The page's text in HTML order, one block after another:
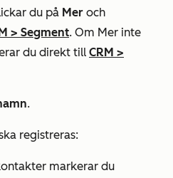
du på Mer och
> Segment. Om Mer inte
du direkt till CRM >
.
registreras:
markerar du